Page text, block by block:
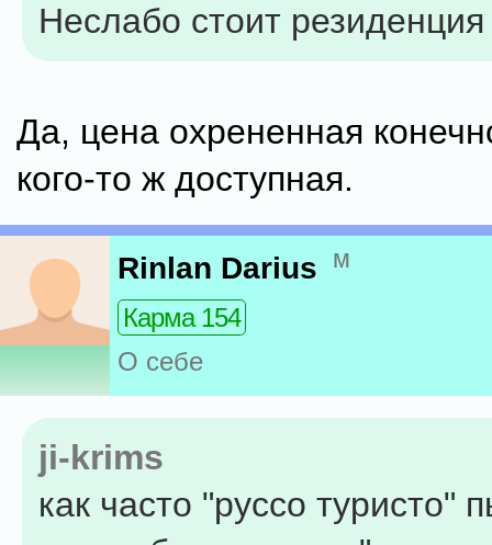
Неслабо стоит
Да, цена охрененная
кого-то ж доступная.
Rinlan Darius м
Карма 154
О себе
ji-krims
как часто "руссо туристо"